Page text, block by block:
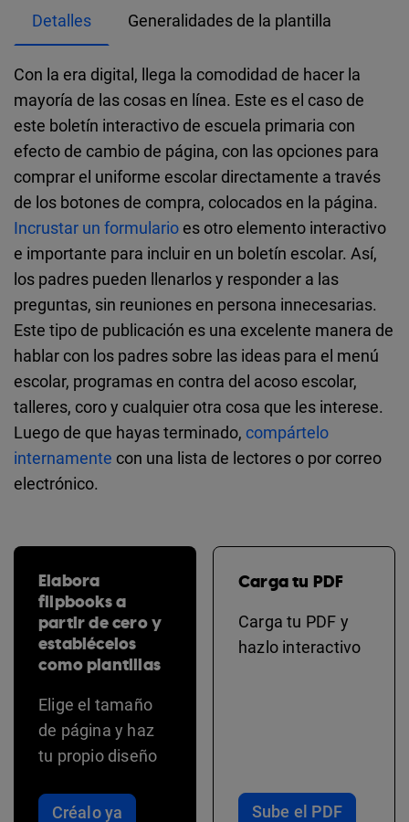
Detalles Generalidades de la plantilla
Con la era digital, llega la comodidad de hacer la
mayoría de las cosas en línea. Este es el caso de
este boletín interactivo de escuela primaria con
efecto de cambio de página, con las opciones para
comprar el uniforme escolar directamente a través
de los botones de compra, colocados en la página.
Incrustar un formulario es otro elemento interactivo
e importante para incluir en un boletín escolar. Así,
los padres pueden llenarlos y responder a las
preguntas, sin reuniones en persona innecesarias.
Este tipo de publicación es una excelente manera de
hablar con los padres sobre las ideas para el menú
escolar, programas en contra del acoso escolar,
talleres, coro y cualquier otra cosa que les interese.
Luego de que hayas terminado, compártelo
internamente con una lista de lectores o por correo
electrónico.
Elabora
flipbooks a
partir de cero y
establécelos
como plantillas
Elige el tamaño
de página y haz
tu propio diseño
Créalo ya
Carga tu PDF
Carga tu PDF y
hazlo interactivo
Sube el PDF